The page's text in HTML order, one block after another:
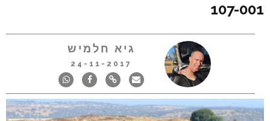
107-001
גיא חלמיש
24-11-2017